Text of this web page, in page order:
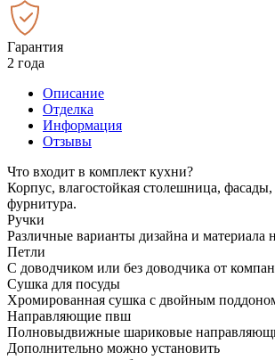
Гарантия
2 года
Описание
Отделка
Информация
Отзывы
Что входит в комплект кухни?
Корпус, влагостойкая столешница, фасады,
фурнитура.
Ручки
Различные варианты дизайна и материала
Петли
С доводчиком или без доводчика от
Сушка для посуды
Хромированная сушка с двойным
Направляющие пвш
Полновыдвижные шариковые
Дополнительно можно установить